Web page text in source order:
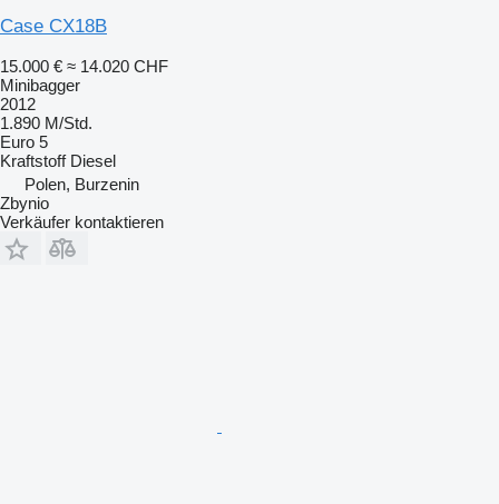
Case CX18B
15.000 € ≈ 14.020 CHF
Minibagger
2012
1.890 M/Std.
Euro 5
Kraftstoff Diesel
Polen, Burzenin
Zbynio
Verkäufer kontaktieren